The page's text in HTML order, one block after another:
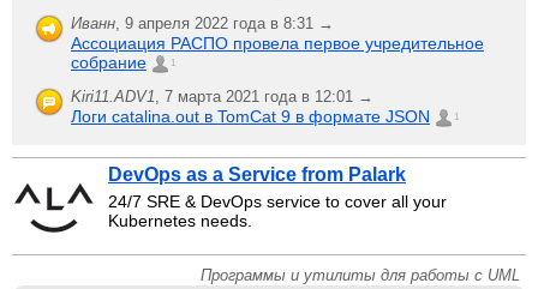
Иванн, 9 апреля 2022 года в 8:31 →
Ассоциация РАСПО провела первое учредительное
собрание
1
Kiri11.ADV1, 7 марта 2021 года в 12:01 →
Логи catalina.out в TomCat 9 в формате JSON 1
DevOps as a Service from Palark
24/7 SRE & DevOps service to cover all your
Kubernetes needs.
Программы и утилиты для работы с UML